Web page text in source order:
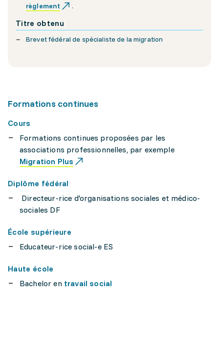
règlement
.
Titre obtenu
Brevet fédéral de spécialiste de la migration
Formations continues
Cours
Formations continues proposées par les
associations professionnelles, par exemple
Migration Plus
Diplôme fédéral
Directeur-rice d'organisations sociales et médico-
sociales DF
École supérieure
Educateur-rice social-e ES
Haute école
Bachelor entravail social